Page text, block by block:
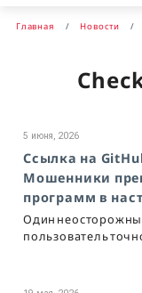
Главная Новости
5 июня, 2026
Ссылка на
Мошенники
программ в
Один
пользователь